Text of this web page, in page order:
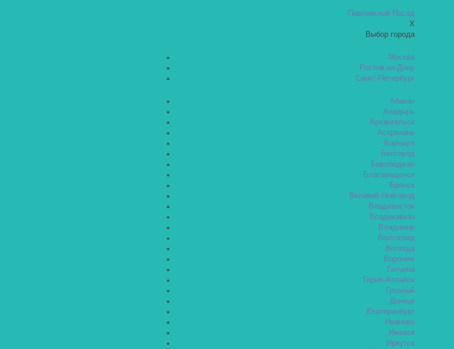
Павловский Посад
X
Выбор города
Москва
Ростов-на-Дону
Санкт-Петербург
Абакан
Анадырь
Архангельск
Астрахань
Барнаул
Белгород
Биробиджан
Благовещенск
Брянск
Великий Новгород
Владивосток
Владикавказ
Владимир
Волгоград
Вологда
Воронеж
Гатчина
Горно-Алтайск
Грозный
Донецк
Екатеринбург
Иваново
Ижевск
Иркутск